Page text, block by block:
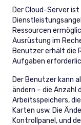
Der Cloud-Server
Ressourcen
Ausrüstung im
Benutzer erhält die
Aufgaben
Der Benutzer kann
ändern – die Anzahl
Arbeitsspeichers,
Karten usw. Die
Kontrollpanel, und